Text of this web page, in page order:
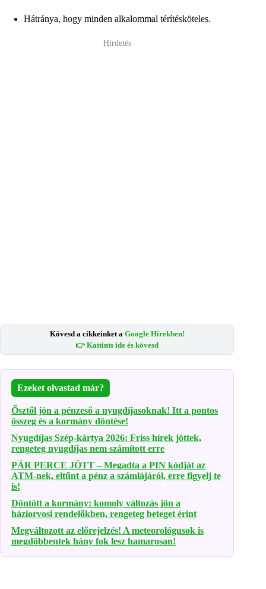
Hátránya, hogy minden alkalommal térítésköteles.
Hirdetés
Kövesd a cikkeinket a Google Hírekben!
👉 Kattints ide és kövesd
Ezeket olvastad már?
Ősztől jön a pénzeső a nyugdíjasoknak! Itt a pontos
összeg és a kormány döntése!
Nyugdíjas Szép-kártya 2026: Friss hírek jöttek,
rengeteg nyugdíjas nem számított erre
PÁR PERCE JÖTT – Megadta a PIN kódját az
ATM-nek, eltűnt a pénz a számlájáról, erre figyelj te
is!
Döntött a kormány: komoly változás jön a
háziorvosi rendelőkben, rengeteg beteget érint
Megváltozott az előrejelzés! A meteorológusok is
megdöbbentek hány fok lesz hamarosan!